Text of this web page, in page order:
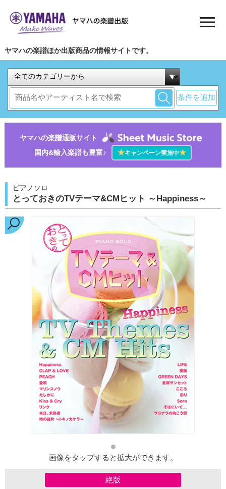
ヤマハの楽譜ほか出版商品の情報サイトです。
条件を追加
ヤマハの楽譜通販サイト
国内&輸入楽譜も豊富♪
★キャンペーン実施中★
ピアノソロ
とっておきのTVテーマ&CMヒット ～Happiness～
画像をタップすると拡大ができます。
絶版